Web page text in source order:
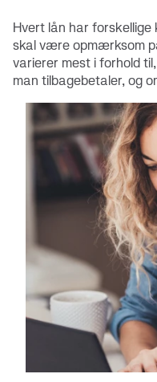
Hvert lån har
skal være opmærksom
varierer mest i forhold
man tilbagebetaler, og